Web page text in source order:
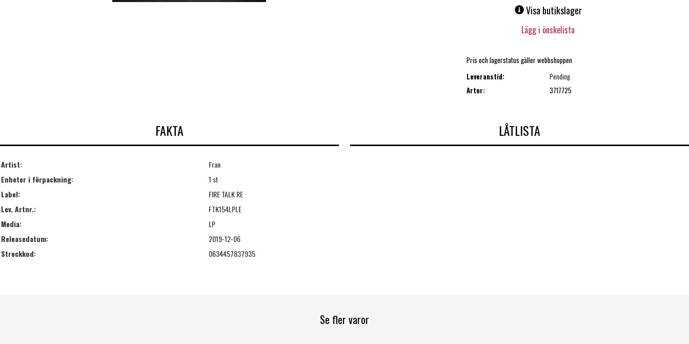
Visa butikslager
Lägg i önskelista
Pris och lagerstatus gäller webbshoppen
Leveranstid:
Pending
Artnr:
3717725
FAKTA
Artist:
Fran
Enheter i förpackning:
1 st
Label:
FIRE TALK RE
Lev. Artnr.:
FTK154LPLE
Media:
LP
Releasedatum:
2019-12-06
Streckkod:
0634457837935
LÅTLISTA
Se fler varor